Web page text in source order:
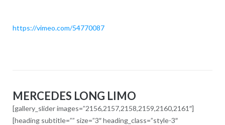
https://vimeo.com/54770087
MERCEDES LONG LIMO
[gallery_slider images=”2156,2157,2158,2159,2160,2161″]
[heading subtitle=”” size=”3″ heading_class=”style-3″